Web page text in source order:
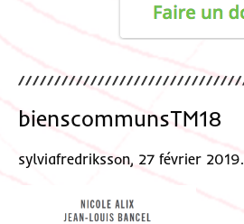
bienscommunsTM18
sylviafredriksson, 27 février 2019.